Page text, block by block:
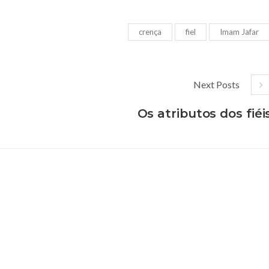
crença fiel Imam Jafar
Next Posts
Os atributos dos